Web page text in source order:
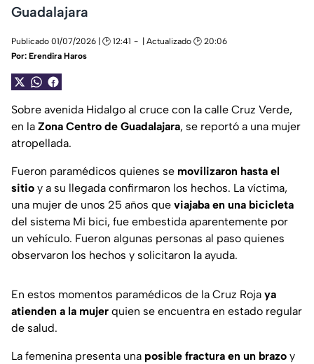
Guadalajara
Publicado 01/07/2026 | 🕑 12:41
| Actualizado 🕑 20:06
Por: Erendira Haros
Sobre avenida Hidalgo al cruce con la calle Cruz Verde,
en la Zona Centro de Guadalajara, se reportó a una mujer
atropellada.
Fueron paramédicos quienes se movilizaron hasta el
sitio y a su llegada confirmaron los hechos. La víctima,
una mujer de unos 25 años que viajaba en una bicicleta
del sistema Mi bici, fue embestida aparentemente por
un vehículo. Fueron algunas personas al paso quienes
observaron los hechos y solicitaron la ayuda.
En estos momentos paramédicos de la Cruz Roja ya
atienden a la mujer quien se encuentra en estado regular
de salud.
La femenina presenta una posible fractura en un brazo y